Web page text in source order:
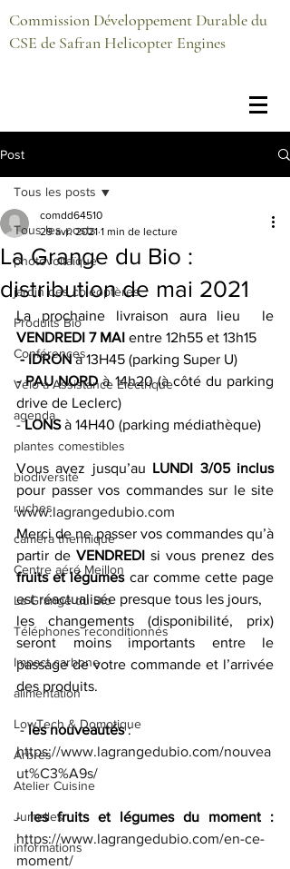
Commission Développement Durable du
CSE de Safran Helicopter Engines
Post
Tous les posts
photovoltaïque
jardin des coléoptères
Produits Bio
Conférences
Vélo à Assistance Electrique
agenda
plantes comestibles
biodiversité
ruches
caméra thermique
Centre aéré Meillon
La Grange du Bio
Téléphones reconditionnés
Impact carbone
alimentation
LowTech & Domotique
Arbres
Atelier Cuisine
Jumelles
informations
Tous les posts
La Grange du Bio :
distribution de mai 2021
comdd64510
29 avr. 2021 1 min de lecture
VENDREDI 7 MAI entre 12h55 et 13h15
- IDRON à 13H45 (parking Super U)
- PAU NORD à 14h20 (à côté du parking
drive de Leclerc)
- LONS à 14H40 (parking médiathèque)
Vous avez jusqu’au LUNDI 3/05 inclus
www.lagrangedubio.com
Merci de ne passer vos commandes qu’à
partir de VENDREDI
fruits et légumes car comme cette page
est réactualisée presque tous les jours,
les changements (disponibilité, prix)
seront moins importants entre le
passage de votre commande et l’arrivée
des produits.
- les nouveautés :
https://www.lagrangedubio.com/nouvea
ut%C3%A9s/
- les fruits et légumes du moment :
https://www.lagrangedubio.com/en-ce-
moment/